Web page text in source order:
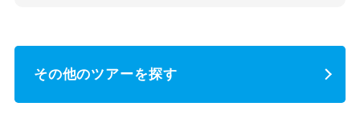
その他のツアーを探す